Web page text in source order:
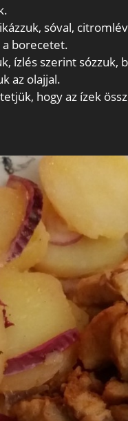
sóval,
borecetet.
ízlés szerint sózzuk,
az olajjal.
hogy az ízek